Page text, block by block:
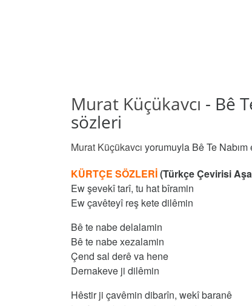
Murat Küçükavcı - Bê
sözleri
Murat Küçükavcı yorumuyla Bê Te
KÜRTÇE SÖZLERİ(Türkçe Çevirisi
Ew şevekî tarî, tu hat bîramin
Ew çavêteyî reş kete dilêmin
Bê te nabe delalamin
Bê te nabe xezalamin
Çend sal derê va hene
Dernakeve ji dilêmin
Hêstir ji çavêmin dibarîn, wekî baranê